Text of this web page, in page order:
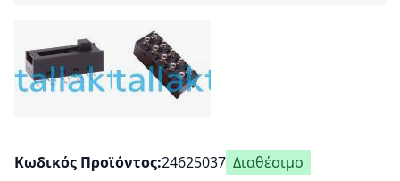
Κωδικός Προϊόντος 24625037 Διαθέσιμο